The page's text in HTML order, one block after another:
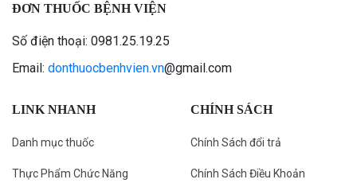
ĐƠN THUỐC BỆNH VIỆN
Số điện thoại: 0981.25.19.25
Email: donthuocbenhvien.vn@gmail.com
LINK NHANH
Danh mục thuốc
Thực Phẩm Chức Năng
CHÍNH SÁCH
Chính Sách đổi trả
Chính Sách Điều Khoản